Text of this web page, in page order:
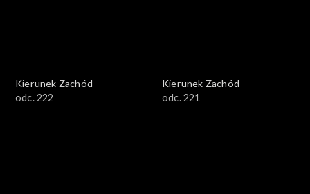
Kierunek Zachód
odc. 222
Kierunek Zachód
odc. 221